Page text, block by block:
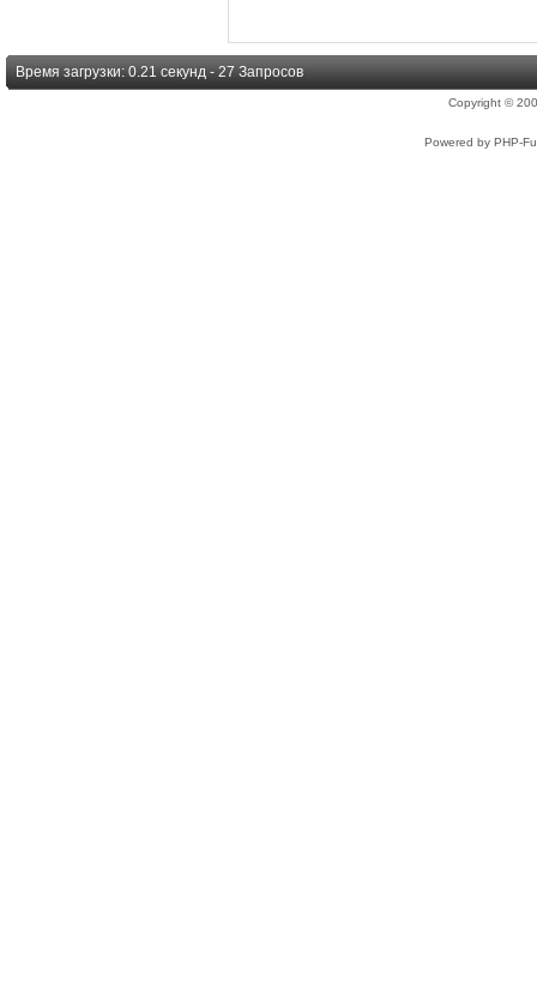
Время загрузки: 0.21 секунд - 27 Запросов
Copyright ©
Powered by PHP-